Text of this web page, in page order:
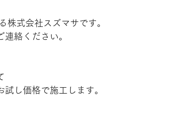
株式会社スズマサです。
絡ください。
し価格で施工します。